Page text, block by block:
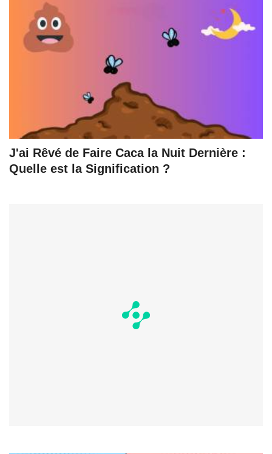
J'ai Rêvé de Faire Caca la Nuit Dernière :
Quelle est la Signification ?